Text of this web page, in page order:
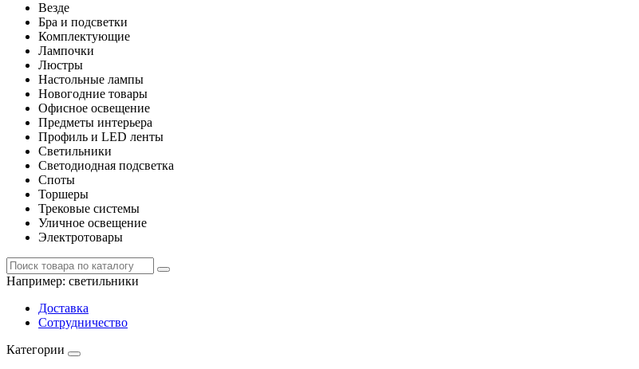
Везде
Бра и подсветки
Комплектующие
Лампочки
Люстры
Настольные лампы
Новогодние товары
Офисное освещение
Предметы интерьера
Профиль и LED ленты
Светильники
Светодиодная подсветка
Споты
Торшеры
Трековые системы
Уличное освещение
Электротовары
Например: светильники
Доставка
Сотрудничество
Категории